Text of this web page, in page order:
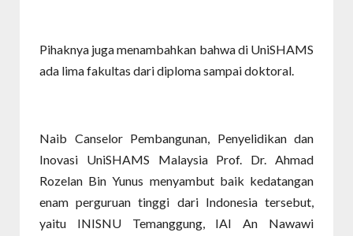
Pihaknya juga menambahkan bahwa di UniSHAMS
ada lima fakultas dari diploma sampai doktoral.
Naib Canselor Pembangunan, Penyelidikan dan
Inovasi UniSHAMS Malaysia Prof. Dr. Ahmad
Rozelan Bin Yunus menyambut baik kedatangan
enam perguruan tinggi dari Indonesia tersebut,
yaitu INISNU Temanggung, IAI An Nawawi